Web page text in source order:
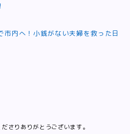
市内へ！小銭がない夫婦を救った日
さりありがとうございます。